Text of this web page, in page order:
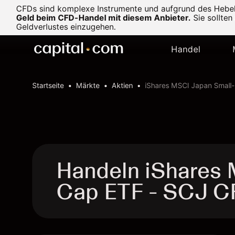
CFDs sind komplexe Instrumente und aufgrund des
Geld beim CFD-Handel mit diesem Anbieter. Sie
Geldverlustes einzugehen.
Handel
Startseite Märkte Aktien iShares MSCI Japan
Handeln iShares
Cap ETF - SCJ